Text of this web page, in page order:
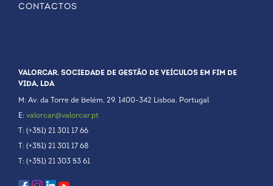
CONTACTOS
VALORCAR. SOCIEDADE DE GESTÃO DE VEÍCULOS EM FIM DE
VIDA, LDA
M: Av. da Torre de Belém, 29. 1400-342 Lisboa. Portugal
E: valorcar@valorcar.pt
T: (+351) 21 301 17 66
T: (+351) 21 301 17 68
T: (+351) 21 303 53 61